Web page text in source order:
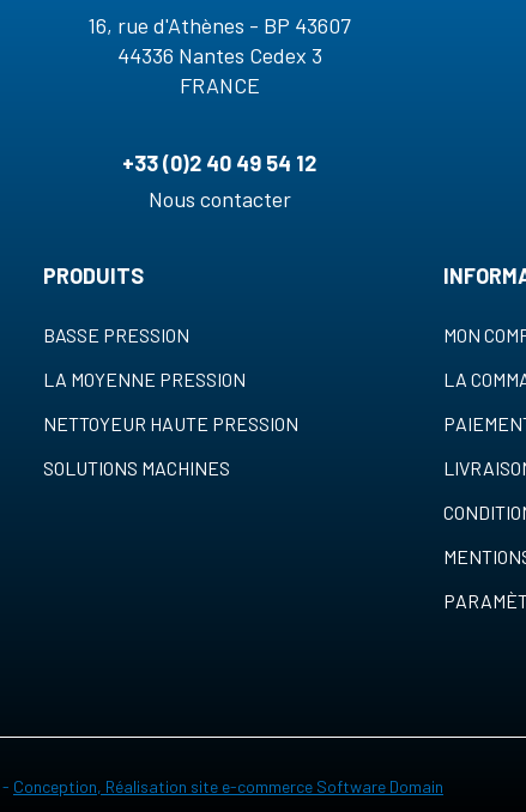
16, rue d'Athènes - BP 43607
44336 Nantes Cedex 3
FRANCE
+33 (0)2 40 49 54 12
Nous contacter
PRODUITS
BASSE PRESSION
LA MOYENNE PRESSION
NETTOYEUR HAUTE PRESSION
SOLUTIONS MACHINES
MON
LA
- Conception, Réalisation site e-commerce Software Domain